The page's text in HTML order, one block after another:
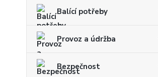
Balící potřeby
Provoz a údržba
Bezpečnost